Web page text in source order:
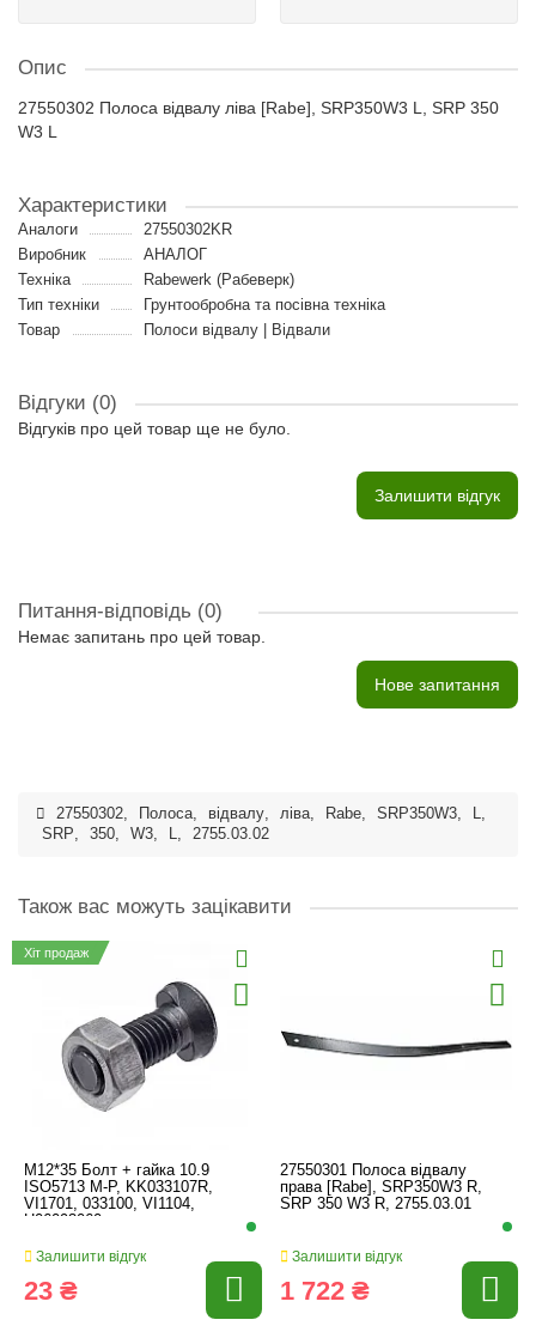
Опис
27550302 Полоса відвалу ліва [Rabe], SRP350W3 L, SRP 350
W3 L
Характеристики
Аналоги
27550302KR
Виробник
АНАЛОГ
Техніка
Rabewerk (Рабеверк)
Тип техніки
Грунтообробна та посівна техніка
Товар
Полоси відвалу | Відвали
Відгуки (0)
Відгуків про цей товар ще не було.
Залишити відгук
Питання-відповідь (0)
Немає запитань про цей товар.
Нове запитання
27550302, Полоса, відвалу, ліва, Rabe, SRP350W3, L,
SRP, 350, W3, L, 2755.03.02
Також вас можуть зацікавити
Хіт продаж
M12*35 Болт + гайка 10.9
ISO5713 M-P, KK033107R,
VI1701, 033100, VI1104,
H06093060
Залишити відгук
23 ₴
27550301 Полоса відвалу
права [Rabe], SRP350W3 R,
SRP 350 W3 R, 2755.03.01
Залишити відгук
1 722 ₴